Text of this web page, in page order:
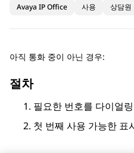
Avaya IP Office 사용 상담원
아직 통화 중이 아닌 경우:
절차
필요한 번호를 다이얼
첫 번째 사용 가능한 표